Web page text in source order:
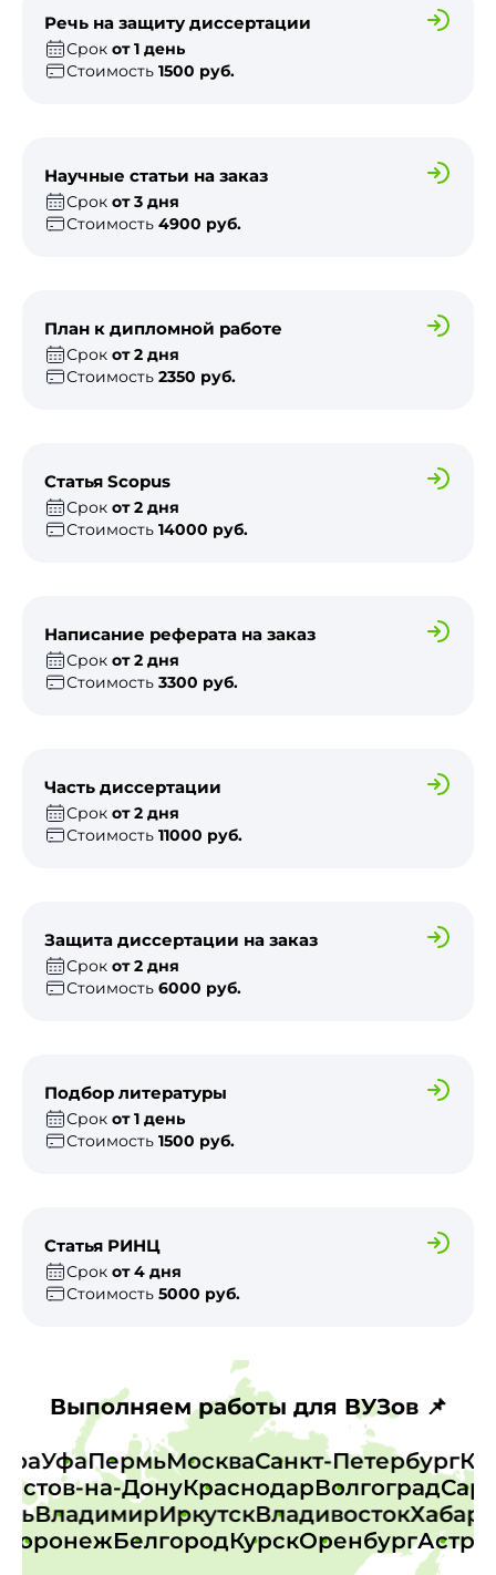
Речь на защиту диссертации
Срок от 1 день
Стоимость 1500 руб.
Научные статьи на заказ
Срок от 3 дня
Стоимость 4900 руб.
План к дипломной работе
Срок от 2 дня
Стоимость 2350 руб.
Статья Scopus
Срок от 2 дня
Стоимость 14000 руб.
Написание реферата на заказ
Срок от 2 дня
Стоимость 3300 руб.
Часть диссертации
Срок от 2 дня
Стоимость 11000 руб.
Защита диссертации на заказ
Срок от 2 дня
Стоимость 6000 руб.
Подбор литературы
Срок от 1 день
Стоимость 1500 руб.
Статья РИНЦ
Срок от 4 дня
Стоимость 5000 руб.
Выполняем работы для ВУЗов 📌
УфаПермьМоскваСанкт-Петербург
на-ДонуКраснодарВолгоград
ВладимирИркутскВладивосток
БелгородКурскОренбург